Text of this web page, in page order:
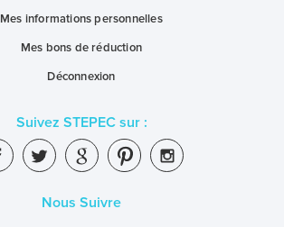
Mes informations personnelles
Mes bons de réduction
Déconnexion
Suivez STEPEC sur :
Nous Suivre